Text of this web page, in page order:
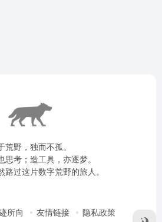
荒野，独而不孤。
思考；造工具，亦逐梦。
路过这片数字荒野的旅人。
所向 友情链接 隐私政策